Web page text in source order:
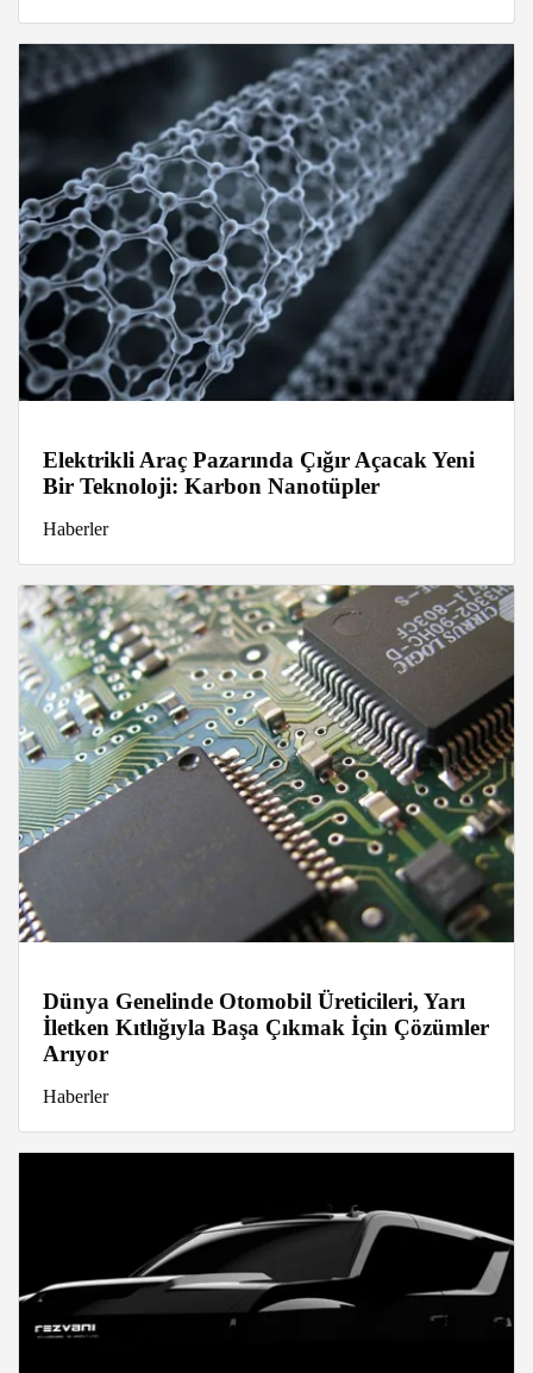
Elektrikli Araç Pazarında Çığır Açacak Yeni
Bir Teknoloji: Karbon Nanotüpler
Haberler
Dünya Genelinde Otomobil Üreticileri, Yarı
İletken Kıtlığıyla Başa Çıkmak İçin Çözümler
Arıyor
Haberler